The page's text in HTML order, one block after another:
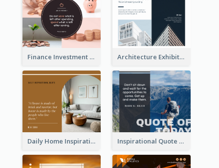
Finance Investment Quote Facebook Post Architecture Exhibition Facebook Post
Daily Home Inspirational Quote Facebook Post Inspirational Quote Of Today Facebook Post